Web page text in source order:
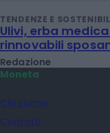
TENDENZE E
Ulivi, erba
rinnovabili
Redazione
Moneta
Chi siamo
Contatti